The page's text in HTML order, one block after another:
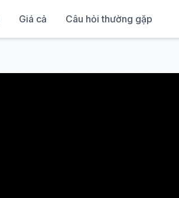
Giá cả Câu hỏi thường gặp